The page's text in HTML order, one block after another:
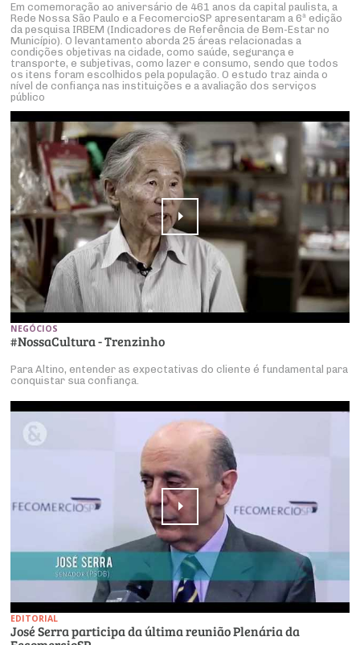
Em comemoração ao aniversário de 461 anos da capital paulista, a
Rede Nossa São Paulo e a FecomercioSP apresentaram a 6ª edição
da pesquisa IRBEM (Indicadores de Referência de Bem-Estar no
Município). O levantamento aborda 25 áreas relacionadas a
condições objetivas na cidade, como saúde, segurança e
transporte, e subjetivas, como lazer e consumo, sendo que todos
os itens foram escolhidos pela população. O estudo traz ainda o
nível de confiança nas instituições e a avaliação dos serviços
público
NEGÓCIOS
#NossaCultura - Trenzinho
Para Altino, entender as expectativas do cliente é fundamental para
conquistar sua confiança.
EDITORIAL
José Serra participa da última reunião Plenária da